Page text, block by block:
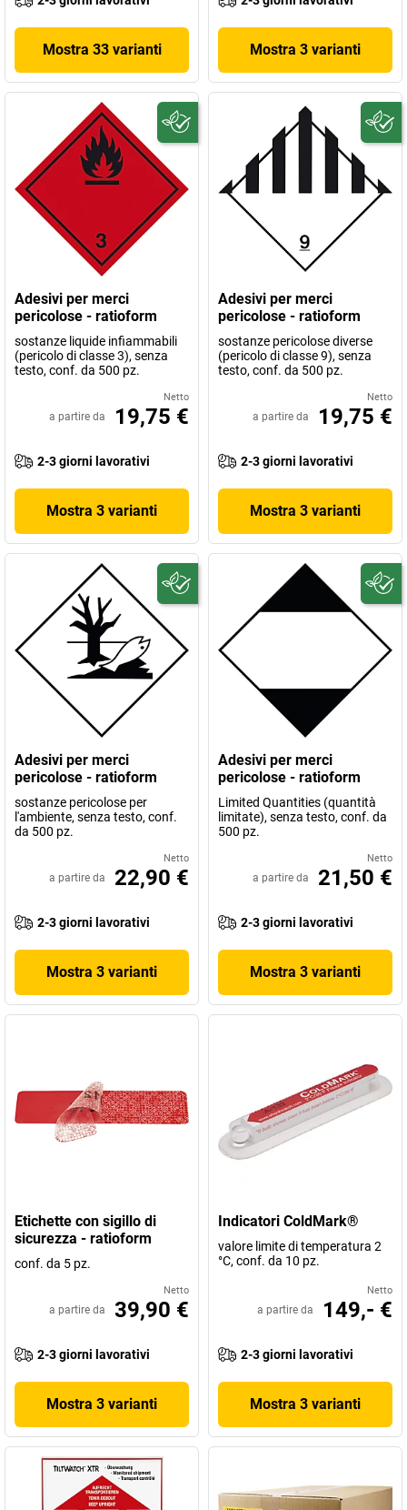
Mostra 33 varianti Mostra 3 varianti
Adesivi per merci
pericolose - ratioform
sostanze liquide infiammabili
(pericolo di classe 3), senza
testo, conf. da 500 pz.
Netto
a partire da 19,75 €
2-3 giorni lavorativi
Mostra 3 varianti
Adesivi per merci
pericolose - ratioform
sostanze pericolose diverse
(pericolo di classe 9), senza
testo, conf. da 500 pz.
Netto
a partire da 19,75 €
2-3 giorni lavorativi
Mostra 3 varianti
Adesivi per merci
pericolose - ratioform
sostanze pericolose per
l'ambiente, senza testo, conf.
da 500 pz.
Netto
a partire da 22,90 €
2-3 giorni lavorativi
Mostra 3 varianti
Adesivi per merci
pericolose - ratioform
Limited Quantities (quantità
limitate), senza testo, conf. da
500 pz.
Netto
a partire da 21,50 €
2-3 giorni lavorativi
Mostra 3 varianti
Etichette con sigillo di
sicurezza - ratioform
conf. da 5 pz.
Netto
a partire da 39,90 €
2-3 giorni lavorativi
Mostra 3 varianti
Indicatori ColdMark®
valore limite di temperatura 2
°C, conf. da 10 pz.
Netto
a partire da 149,- €
2-3 giorni lavorativi
Mostra 3 varianti